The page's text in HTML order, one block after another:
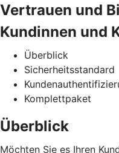
Vertrauen und
Kundinnen und
Überblick
Sicherheitsstandard
Komplettpaket
Überblick
Möchten Sie es Ihren